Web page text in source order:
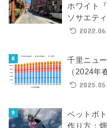
ホワイト
ソサエテ
千里ニュ
（2024年
ペットボ
作り方：